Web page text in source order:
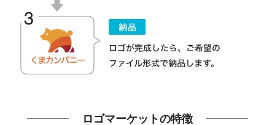
ロゴマーケットの特徴